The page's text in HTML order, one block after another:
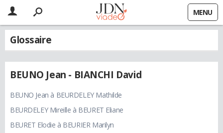
MENU
Glossaire
BEUNO Jean - BIANCHI David
BEUNO Jean à BEURDELEY Mathilde
BEURDELEY Mireille à BEURET Eliane
BEURET Elodie à BEURIER Marilyn